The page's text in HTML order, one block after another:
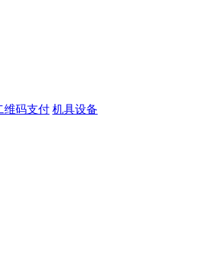
维码支付 机具设备